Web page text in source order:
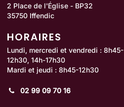
2 Place de l'Église - BP32
35750 Iffendic
HORAIRES
Lundi, mercredi et vendredi : 8h45-
12h30, 14h-17h30
Mardi et jeudi : 8h45-12h30
02 99 09 70 16